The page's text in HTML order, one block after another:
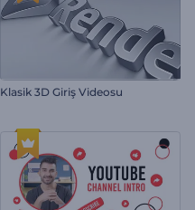
Klasik 3D Giriş Videosu